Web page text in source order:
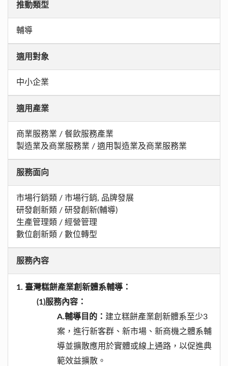
推動類型
輔導
適用對象
中小企業
適用產業
商業服務業 / 餐飲服務產業
製造業及商業服務業 / 適用製造業及商業服務業
服務面向
市場行銷類 / 市場行銷, 品牌發展
研發創新類 / 研發創新(輔導)
生產管理類 / 經營管理
數位創新類 / 數位轉型
服務內容
1. 臺灣糕餅產業創新體系輔導：
(1)服務內容：
A.輔導目的： 建立糕餅產業創新體系至少3
案，進行新客群、新市場、新商機之體系輔
導並擴散應用於實體或線上通路，以促進典
範效益擴散。